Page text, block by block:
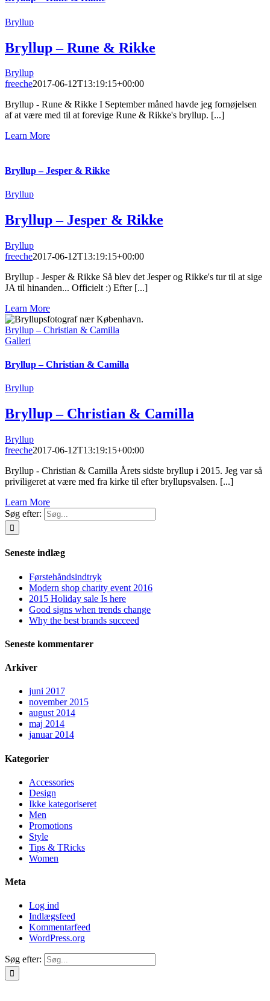
Bryllup
Bryllup – Rune & Rikke
Bryllup
freeche2017-06-12T13:19:15+00:00
Bryllup - Rune & Rikke I September måned havde jeg fornøjelsen
af at være med til at forevige Rune & Rikke's bryllup. [...]
Learn More
Bryllup – Jesper & Rikke
Bryllup
Bryllup – Jesper & Rikke
Bryllup
freeche2017-06-12T13:19:15+00:00
Bryllup - Jesper & Rikke Så blev det Jesper og Rikke's tur til at sige
JA til hinanden... Officielt :) Efter [...]
Learn More
Bryllup – Christian & Camilla
Galleri
Bryllup – Christian & Camilla
Bryllup
Bryllup – Christian & Camilla
Bryllup
freeche2017-06-12T13:19:15+00:00
Bryllup - Christian & Camilla Årets sidste bryllup i 2015. Jeg var så
priviligeret at være med fra kirke til efter bryllupsvalsen. [...]
Learn More
Søg efter:
Seneste indlæg
Førstehåndsindtryk
Modern shop charity event 2016
2015 Holiday sale Is here
Good signs when trends change
Why the best brands succeed
Seneste kommentarer
Arkiver
juni 2017
november 2015
august 2014
maj 2014
januar 2014
Kategorier
Accessories
Design
Ikke kategoriseret
Men
Promotions
Style
Tips & TRicks
Women
Meta
Log ind
Indlægsfeed
Kommentarfeed
WordPress.org
Søg efter: